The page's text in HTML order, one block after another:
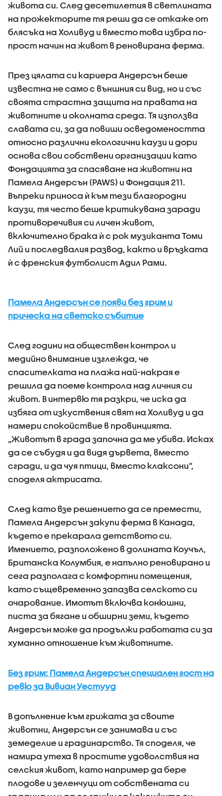
живота си. След десетилетия в светлината
на прожекторите тя реши да се откаже от
блясъка на Холивуд и вместо това избра по-
прост начин на живот в реновирана ферма.
През цялата си кариера Андерсън беше
известна не само с външния си вид, но и със
своята страстна защита на правата на
животните и околната среда. Тя използва
славата си, за да повиши осведомеността
относно различни екологични каузи и дори
основа свои собствени организации като
Фондацията за спасяване на животни на
Памела Андерсън (PAWS) и Фондация 211.
Въпреки приноса ѝ към тези благородни
каузи, тя често беше критикувана заради
противоречивия си личен живот,
включително брака ѝ с рок музиканта Томи
Лий и последвалия развод, както и връзката
ѝ с френския футболист Адил Рами.
Памела Андерсън се появи без грим и
прическа на светско събитие
След години на обществен контрол и
медийно внимание изглежда, че
спасителката на плажа най-накрая е
решила да поеме контрола над личния си
живот. В интервю тя разкри, че иска да
избяга от изкуствения свят на Холивуд и да
намери спокойствие в провинцията.
„Животът в града започна да ме убива. Исках
да се събудя и да видя дървета, вместо
сгради, и да чуя птици, вместо клаксони“,
споделя актрисата.
След като взе решението да се премести,
Памела Андерсън закупи ферма в Канада,
където е прекарала детството си.
Имението, разположено в долината Коучъл,
Британска Колумбия, е напълно реновирано и
сега разполага с комфортни помещения,
като същевременно запазва селското си
очарование. Имотът включва конюшни,
писта за бягане и обширни земи, където
Андерсън може да продължи работата си за
хуманно отношение към животните.
Без грим: Памела Андерсън специален гост на
ревю за Вивиан Уестууд
В допълнение към грижата за своите
животни, Андерсън се занимава и със
земеделие и градинарство. Тя споделя, че
намира утеха в простите удоволствия на
селския живот, като например да бере
плодове и зеленчуци от собствената си